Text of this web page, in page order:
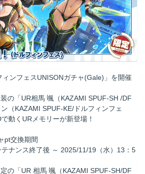
ンフェスUNISONガチャ(Gale)」を開催
の「UR相馬 颯（KAZAMI SPUF-SH /DF
（KAZAMI SPUF-KE/ドルフィンフェ
動くURメモリーが新登場！
pt交換期間
ナンス終了後 ～ 2025/11/19（水）13：5
の「UR 相馬 颯（KAZAMI SPUF-SH/DF